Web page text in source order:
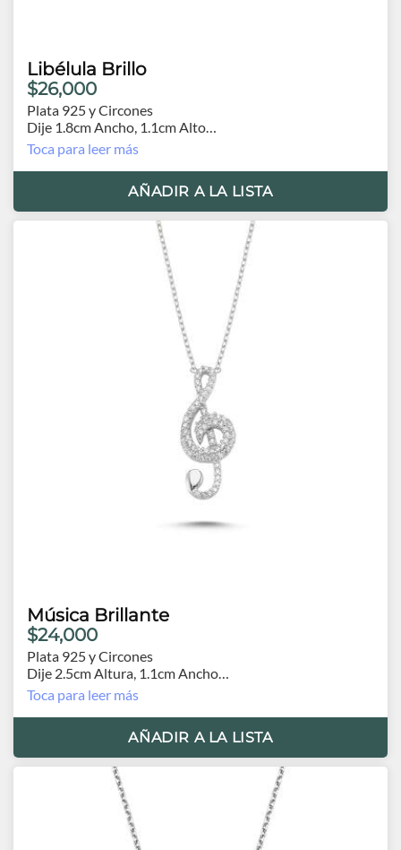
Libélula Brillo
$26,000
Plata 925 y Circones
Dije 1.8cm Ancho, 1.1cm Alto
Cadena 43 cm.0
Toca para leer más
AÑADIR A LA LISTA
Música Brillante
$24,000
Plata 925 y Circones
Dije 2.5cm Altura, 1.1cm Ancho
Cadena 42 cm.
Toca para leer más
AÑADIR A LA LISTA